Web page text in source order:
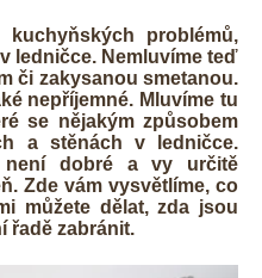
problémů,
ledničce. Nemluvíme teď
či zakysanou smetanou.
nepříjemné. Mluvíme tu
se nějakým způsobem
a stěnách v ledničce.
není dobré a vy určitě
Zde vám vysvětlíme, co
můžete dělat, zda jsou
řadě zabránit.